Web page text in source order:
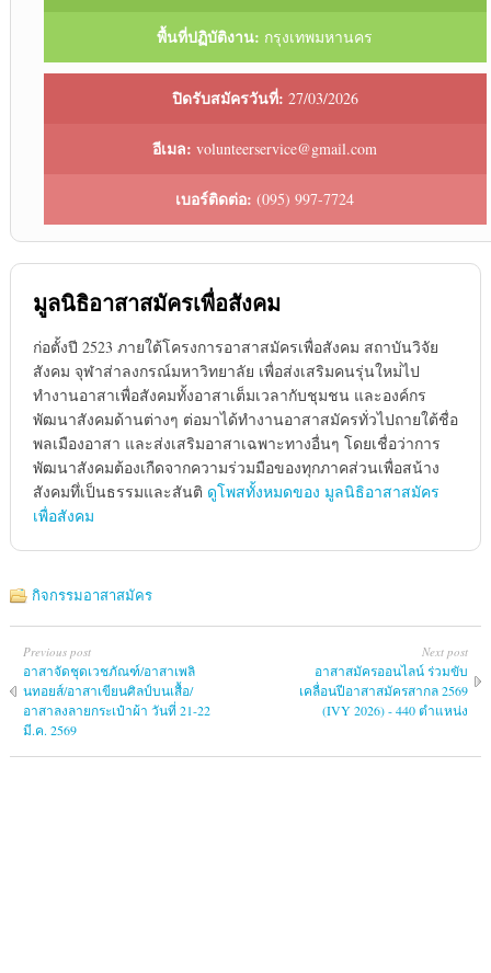
พื้นที่ปฏิบัติงาน: กรุงเทพมหานคร
ปิดรับสมัครวันที่: 27/03/2026
อีเมล: volunteerservice@gmail.com
เบอร์ติดต่อ: (095) 997-7724
มูลนิธิอาสาสมัครเพื่อสังคม
ก่อตั้งปี 2523 ภายใต้โครงการอาสาสมัครเพื่อสังคม สถาบันวิจัย
สังคม จุฬาส่าลงกรณ์มหาวิทยาลัย เพื่อส่งเสริมคนรุ่นใหม่่ไป
ทำงานอาสาเพื่อสังคมทั้งอาสาเต็มเวลากับชุมชน และองค์กร
พัฒนาสังคมด้านต่างๆ ต่อมาได้ทำงานอาสาสมัครทั่วไปถายใต้ชื่อ
พลเมืองอาสา และส่งเสริมอาสาเฉพาะทางอื่นๆ โดยเชื่อว่าการ
พัฒนาสังคมต้องเกืดจากความร่วมมือของทุกภาคส่วนเพื่อสน้าง
สังคมทึ่เป็นธรรมและสันติ ดูโพสทั้งหมดของ มูลนิธิอาสาสมัคร
เพื่อสังคม
กิจกรรมอาสาสมัคร
Previous post
อาสาจัดชุดเวชภัณฑ์/อาสาเพลิ
นทอยส์/อาสาเขียนศิลป์บนเสื้อ/
อาสาลงลายกระเป๋าผ้า วันที่ 21-22
มี.ค. 2569
Next post
อาสาสมัครออนไลน์ ร่วมขับ
เคลื่อนปีอาสาสมัครสากล 2569
(IVY 2026) - 440 ตำแหน่ง